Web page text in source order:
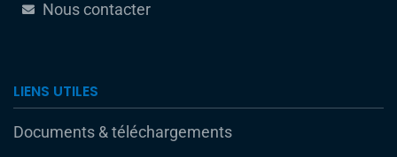
Nous contacter
LIENS UTILES
Documents & téléchargements